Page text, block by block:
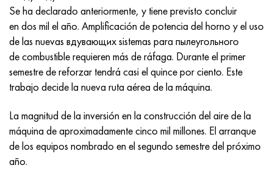
Se ha declarado anteriormente, y tiene previsto concluir
en dos mil el año. Amplificación de potencia del horno y el uso
de las nuevas вдувающих sistemas para пылеугольного
de combustible requieren más de ráfaga. Durante el primer
semestre de reforzar tendrá casi el quince por ciento. Este
trabajo decide la nueva ruta aérea de la máquina.
La magnitud de la inversión en la construcción del aire de la
máquina de aproximadamente cinco mil millones. El arranque
de los equipos nombrado en el segundo semestre del próximo
año.
Incotherm
incotest
Jette M152
Cobalto 6B
maraging 250
René 41
47ND
47НХР
49KF
49K2F, 49K2FA-VI
Aleación 50N
Aleación 50NP
HN62VMYUT
HN62MVKYU
HN63MB
XN65VM
KhN65VMTYu
KhN67MVTYu
VT-35
PT-1M
PT-3V
PT-7M
2B
SPT-2 sv
1.4466 - AISI 310MoLn
Aleación Al6xn
15-7Ph® - 1.4532
PH 13-8 meses - 1.4534
1.4542 - 17-4Ph®
Custom 455® - 1.4543 - uns s45500
10X17H13M3T
10X18N18Yu4D
11X11N2V2MF
12Х18Н9Т
13X11N2V2MF
15x11mf
2,0872, CuNi10Fe1Mn, Cw352h
Bronce aluminio silicio
CW301G, C64200
bronce de silicio
C65500, CuAl11Fe3
C65620, CuSi3Fe2Zn3
latón rojo
C84400, CuSn2ZnPb
C83600, CuSn5ZnPb
45G2, 45g2, AISI 1144
Aleación de acero estructural
10g2, 10g2, AISI 1513
12X2H4A, 15NiCr13, 1.5752
AC14, 11SMnPb30
20G, 20mn5
Р6М5, 1.3343, hs6-5-2, sw7m
Р6М5К5, 1.3243, hs6-5-2-5
R6M5F3, 1.3344, hs6-5-3
9М4К8,1.3207
R12F3, 1.3318, sw12
P18, 1,3355, hs18-0-1, sw18